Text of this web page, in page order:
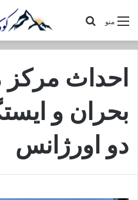
منو
احداث
بحران و
دو اورژانس